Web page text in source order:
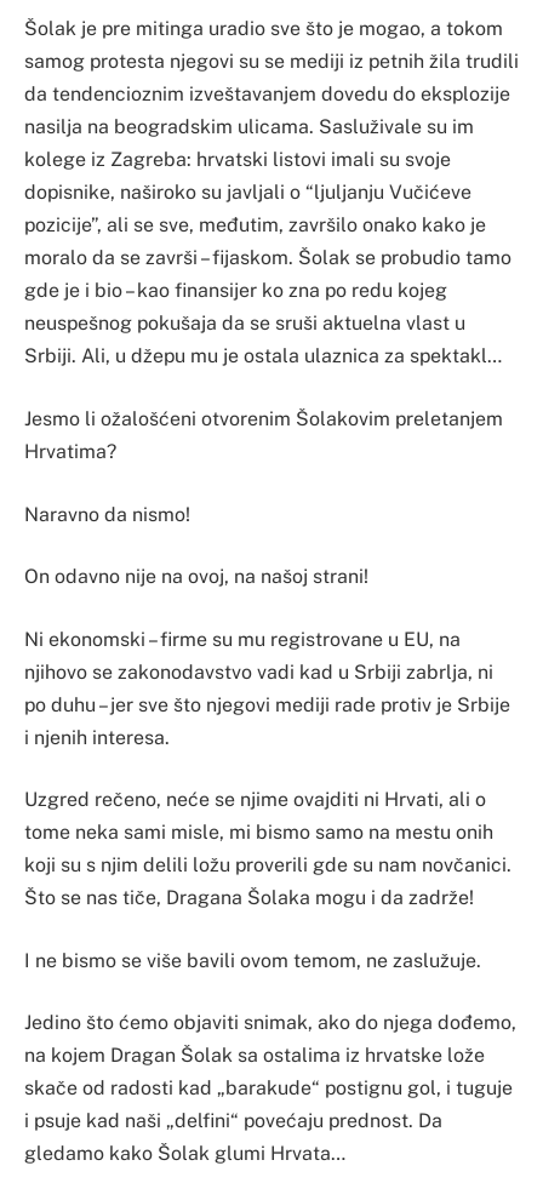
Šolak je pre mitinga uradio sve što je mogao, a tokom
samog protesta njegovi su se mediji iz petnih žila trudili
da tendencioznim izveštavanjem dovedu do eksplozije
nasilja na beogradskim ulicama. Sasluživale su im
kolege iz Zagreba: hrvatski listovi imali su svoje
dopisnike, naširoko su javljali o “ljuljanju Vučićeve
pozicije”, ali se sve, međutim, završilo onako kako je
moralo da se završi – fijaskom. Šolak se probudio tamo
gde je i bio – kao finansijer ko zna po redu kojeg
neuspešnog pokušaja da se sruši aktuelna vlast u
Srbiji. Ali, u džepu mu je ostala ulaznica za spektakl…
Jesmo li ožalošćeni otvorenim Šolakovim preletanjem
Hrvatima?
Naravno da nismo!
On odavno nije na ovoj, na našoj strani!
Ni ekonomski – firme su mu registrovane u EU, na
njihovo se zakonodavstvo vadi kad u Srbiji zabrlja, ni
po duhu – jer sve što njegovi mediji rade protiv je Srbije
i njenih interesa.
Uzgred rečeno, neće se njime ovajditi ni Hrvati, ali o
tome neka sami misle, mi bismo samo na mestu onih
koji su s njim delili ložu proverili gde su nam novčanici.
Što se nas tiče, Dragana Šolaka mogu i da zadrže!
I ne bismo se više bavili ovom temom, ne zaslužuje.
Jedino što ćemo objaviti snimak, ako do njega dođemo,
na kojem Dragan Šolak sa ostalima iz hrvatske lože
skače od radosti kad „barakude“ postignu gol, i tuguje
i psuje kad naši „delfini“ povećaju prednost. Da
gledamo kako Šolak glumi Hrvata…